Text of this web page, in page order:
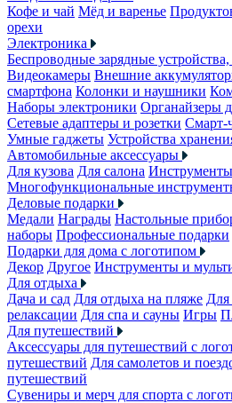
Кофе и чай Мёд и варенье
орехи
Электроника
Беспроводные зарядные
Видеокамеры Внешние
смартфона Колонки и наушники
Наборы электроники Органайзеры
Сетевые адаптеры и розетки Смарт-
Умные гаджеты Устройства
Автомобильные аксессуары
Для кузова Для салона
Многофункциональные
Деловые подарки
Медали Награды Настольные
наборы Профессиональные подарки
Подарки для дома с логотипом
Декор Другое Инструменты и
Для отдыха
Дача и сад Для отдыха на пляже Для
релаксации Для спа и сауны Игры
Для путешествий
Аксессуары для путешествий с
путешествий Для самолетов и
путешествий
Сувениры и мерч для спорта с